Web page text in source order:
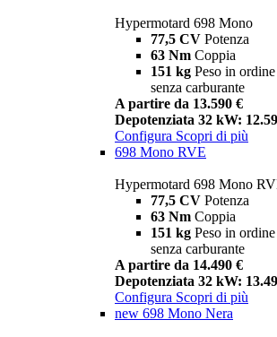
Hypermotard 698 Mono
77,5 CV Potenza
63 Nm Coppia
151 kg Peso in
senza carburante
A partire da 13.590 €
Depotenziata 32 kW:
Configura Scopri di più
698 Mono RVE
Hypermotard 698 Mono
77,5 CV Potenza
63 Nm Coppia
151 kg Peso in
senza carburante
A partire da 14.490 €
Depotenziata 32 kW:
Configura Scopri di più
new 698 Mono Nera